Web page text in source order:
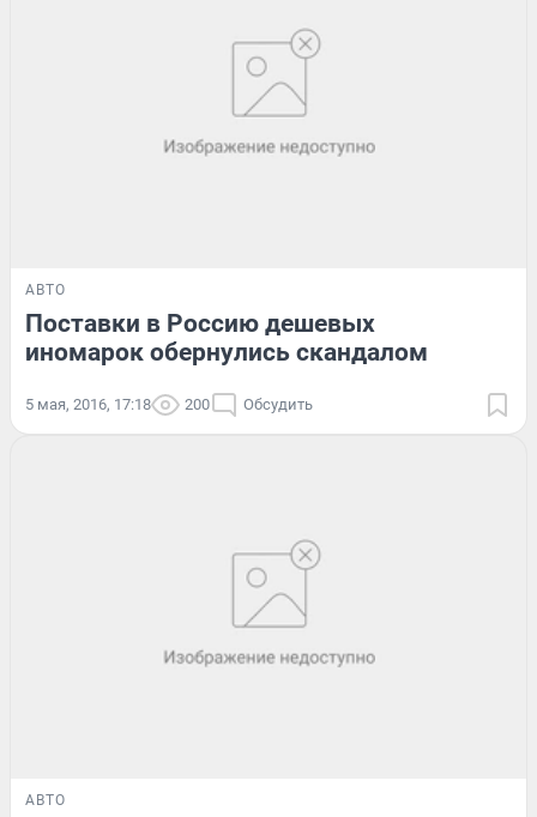
АВТО
Поставки в Россию дешевых
иномарок обернулись скандалом
5 мая, 2016, 17:18 200 Обсудить
АВТО